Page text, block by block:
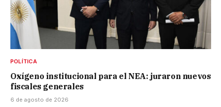
POLÍTICA
Oxígeno institucional para el NEA: juraron nuevos
fiscales generales
6 de agosto de 2026